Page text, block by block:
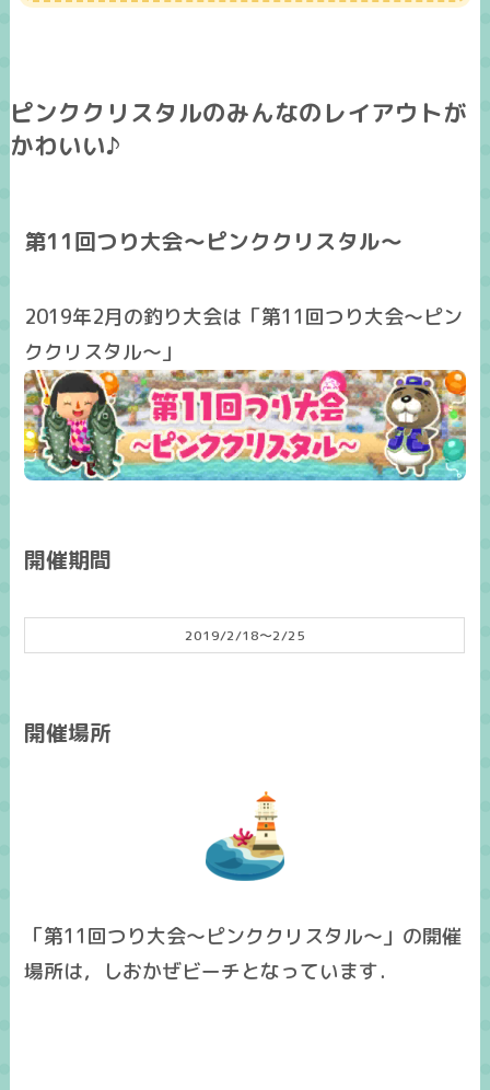
ピンククリスタルのみんなのレイアウトが
かわいい♪
第11回つり大会～ピンククリスタル～
2019年2月の釣り大会は「第11回つり大会～ピン
ククリスタル～」
開催期間
2019/2/18～2/25
開催場所
「第11回つり大会～ピンククリスタル～」の開催
場所は，
しおかぜビーチ となっています．